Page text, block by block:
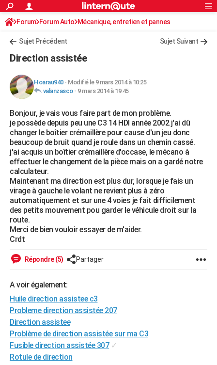
ACTUALITÉS
Politique
Société
Faits Divers
Education
Monde
Villes
+
Retraite
Impôts
Epargne
Immobilier
Risques naturels par ville
Banque
Assurance
Crédit
AUTO
HIGH-TECH
Mobiles
Meilleur smartphone
Internet
Ordinateurs
Jeux vidéo
Guide high-tech
+BRICOLAGE
Forum
Aménagement intérieur
Extérieur
Cuisine
Salle de bains
Jardinage
Rangement
WEEK-END
Guides de France
Escapades
Patrimoine
Expositions
Musées
Week-end nature
LIFESTYLE
Art de vivre
Bien-être
Loisirs
ModeModes de vie
SANTE
Alimentation
Guide de la santé
Maladies
Médicaments
Sommeil
VOYAGE
Destinations
City break
Voyage nature
Voyage de noces
Forum
Climat
+PHOTO
CARTE DE VOEUX
Carte de Noël
Carte Bonne année
Carte Saint-Valentin
Carte Pâques
Carte d'anniversaire
DICTIONNAIRE
Dictionnaire
Biographies
Citations
Expressions
Proverbes
PROGRAMME TV
COPAINS D'AVANT
Rechercher
S'inscrire
Connexion
Forum Forum Auto Mécanique, entretien et pannes
Sujet Précédent Sujet Suivant
Direction assistée
Hoarau940- Modifié le 9 mars 2014 à 10:25
valanzasco- 9 mars 2014 à 19:45
Bonjour, je vais vous faire part de mon problème.
je possède depuis peu une C3 14 HDI année 2002 j'ai dû
changer le boîtier crémaillère pour cause d'un jeu donc
beaucoup de bruit quand je roule dans un chemin cassé.
j'ai acquis un boîtier crémaillère d'occase, le mécano à
effectuer le changement de la pièce mais on a gardé notre
calculateur.
Maintenant ma direction est plus dur, lorsque je fais un
virage à gauche le volant ne revient plus à zéro
automatiquement et sur une 4 voies je fait difficilement
des petits mouvement pou garder le véhicule droit sur la
route.
Merci de bien vouloir essayer de m'aider.
Crdt
Répondre (5) Partager
A voir également:
Huile direction assistee c3
Probleme direction assistée 207
Direction assistee
Problème de direction assistée sur ma C3
Fusible direction assistée 307 ✓
Rotule de direction